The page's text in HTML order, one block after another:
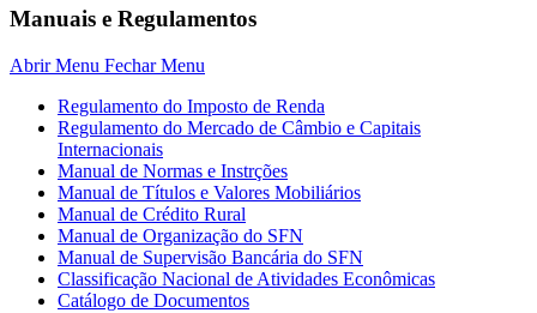
Manuais e Regulamentos
Abrir Menu Fechar Menu
Regulamento do Imposto de Renda
Regulamento do Mercado de Câmbio e Capitais
Internacionais
Manual de Normas e Instrções
Manual de Títulos e Valores Mobiliários
Manual de Crédito Rural
Manual de Organização do SFN
Manual de Supervisão Bancária do SFN
Classificação Nacional de Atividades Econômicas
Catálogo de Documentos